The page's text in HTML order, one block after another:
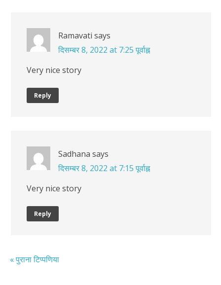
Ramavati says
दिसम्बर 8, 2022 at 7:25 पूर्वाह्न
Very nice story
Reply
Sadhana says
दिसम्बर 8, 2022 at 7:15 पूर्वाह्न
Very nice story
Reply
« पुराना टिप्पणिया